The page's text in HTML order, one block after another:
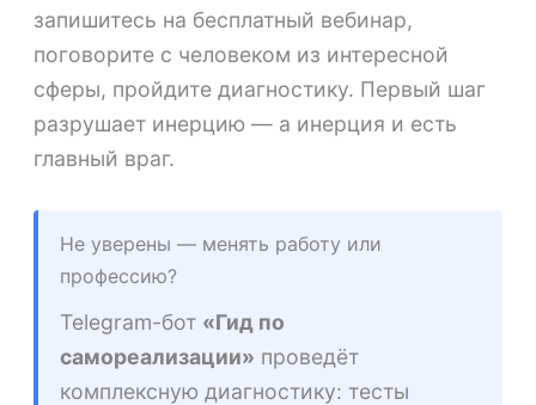
запишитесь на бесплатный вебинар,
поговорите с человеком из интересной
сферы, пройдите диагностику. Первый шаг
разрушает инерцию — а инерция и есть
главный враг.
Не уверены — менять работу или
профессию?
Telegram-бот «Гид по
самореализации» проведёт
комплексную диагностику: тесты